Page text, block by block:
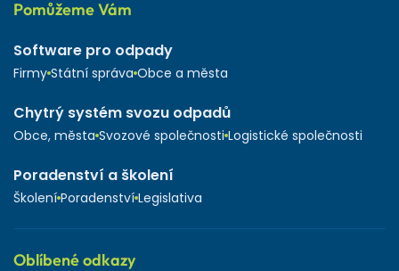
Pomůžeme Vám
Software pro odpady
Firmy Státní správa Obce a města
Chytrý systém svozu odpadů
Obce, města Svozové společnosti Logistické společnosti
Poradenství a školení
Školení Poradenství Legislativa
Oblíbené odkazy